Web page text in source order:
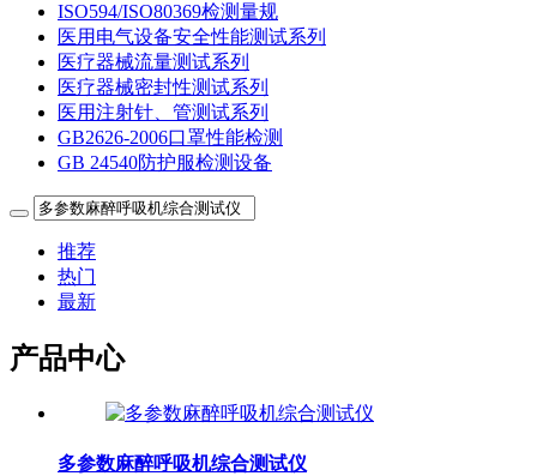
ISO594/ISO80369检测量规
医用电气设备安全性能测试系列
医疗器械流量测试系列
医疗器械密封性测试系列
医用注射针、管测试系列
GB2626-2006口罩性能检测
GB 24540防护服检测设备
推荐
热门
最新
产品中心
多参数麻醉呼吸机综合测试仪